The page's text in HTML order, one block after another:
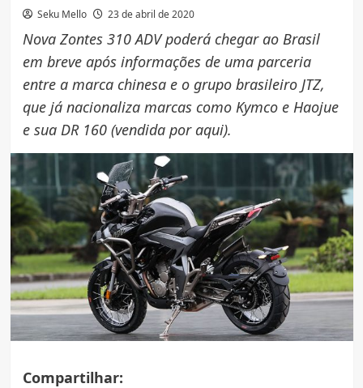
Seku Mello 23 de abril de 2020
Nova Zontes 310 ADV poderá chegar ao Brasil
em breve após informações de uma parceria
entre a marca chinesa e o grupo brasileiro JTZ,
que já nacionaliza marcas como Kymco e Haojue
e sua DR 160 (vendida por aqui).
Compartilhar: